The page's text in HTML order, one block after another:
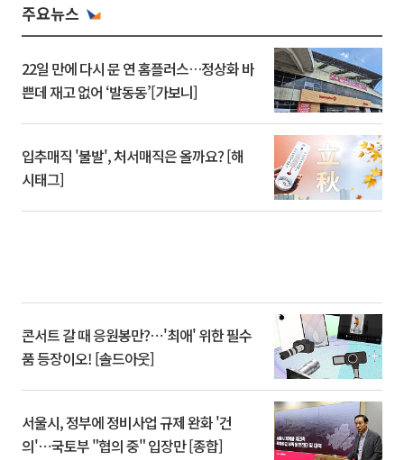
주요뉴스
22일 만에 다시 문 연 홈플러스…정상화 바
쁜데 재고 없어 ‘발동동’[가보니]
입추매직 '불발', 처서매직은 올까요? [해
시태그]
콘서트 갈 때 응원봉만?⋯'최애' 위한 필수
품 등장이오! [솔드아웃]
서울시, 정부에 정비사업 규제 완화 '건
의'⋯국토부 "협의 중" 입장만 [종합]